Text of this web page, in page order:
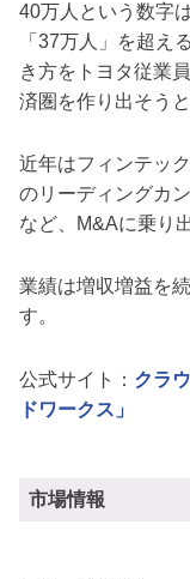
40万人という数字
「37万人」を超え
き方をトヨタ従業
済圏を作り出そう
近年はフィンテッ
のリーディングカ
など、M&Aに乗り
業績は増収増益を
す。
公式サイト： クラ
ドワークス」
市場情報